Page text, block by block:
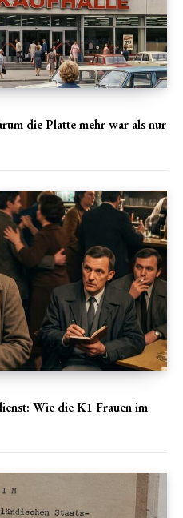
die Platte mehr war als nur
Wie die K1 Frauen im